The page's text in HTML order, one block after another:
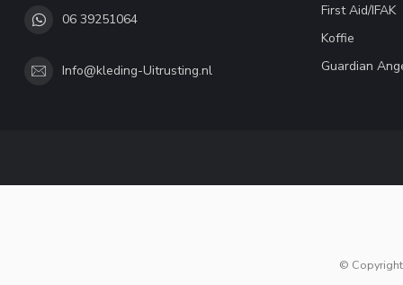
06 39251064
Info@kleding-Uitrusting.nl
First Aid/IFAK
Koffie
Guardian
©